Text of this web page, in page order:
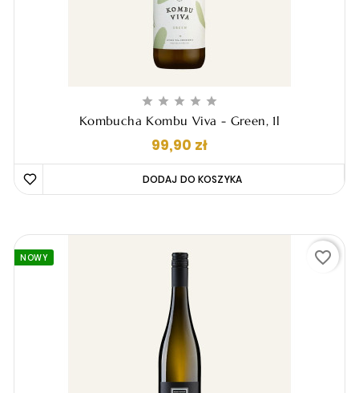
    
Kombucha Kombu Viva - Green, 1l
99,90 złCena
NOWY favorite_border